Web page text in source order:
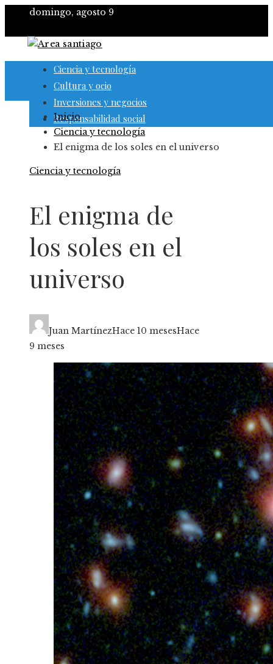
domingo, agosto 9
Ciencia y tecnología
Cultura y ocio
Inversiones y negocios
Responsabilidad social
Inicio
Ciencia y tecnología
El enigma de los soles en el universo
Ciencia y tecnología
El enigma de
los soles en el
universo
Juan MartínezHace 10 mesesHace
9 meses